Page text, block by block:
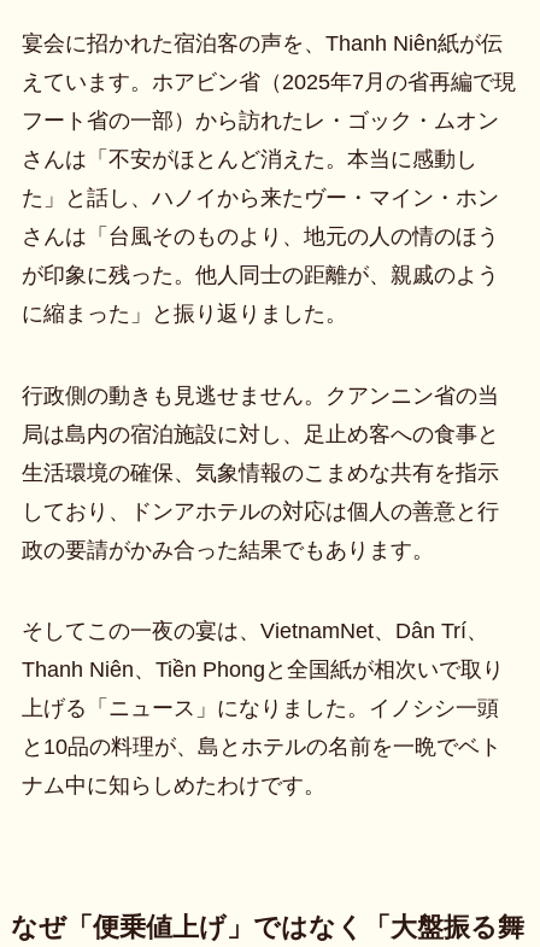
宴会に招かれた宿泊客の声を、Thanh Niên紙が伝
えています。ホアビン省（2025年7月の省再編で現
フート省の一部）から訪れたレ・ゴック・ムオン
さんは「不安がほとんど消えた。本当に感動し
た」と話し、ハノイから来たヴー・マイン・ホン
さんは「台風そのものより、地元の人の情のほう
が印象に残った。他人同士の距離が、親戚のよう
に縮まった」と振り返りました。
行政側の動きも見逃せません。クアンニン省の当
局は島内の宿泊施設に対し、足止め客への食事と
生活環境の確保、気象情報のこまめな共有を指示
しており、ドンアホテルの対応は個人の善意と行
政の要請がかみ合った結果でもあります。
そしてこの一夜の宴は、VietnamNet、Dân Trí、
Thanh Niên、Tiền Phongと全国紙が相次いで取り
上げる「ニュース」になりました。イノシシ一頭
と10品の料理が、島とホテルの名前を一晩でベト
ナム中に知らしめたわけです。
なぜ「便乗値上げ」ではなく「大盤振る舞